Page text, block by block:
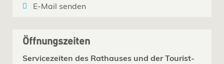
E-Mail senden
Öffnungszeiten
Servicezeiten des Rathauses und der Tourist-